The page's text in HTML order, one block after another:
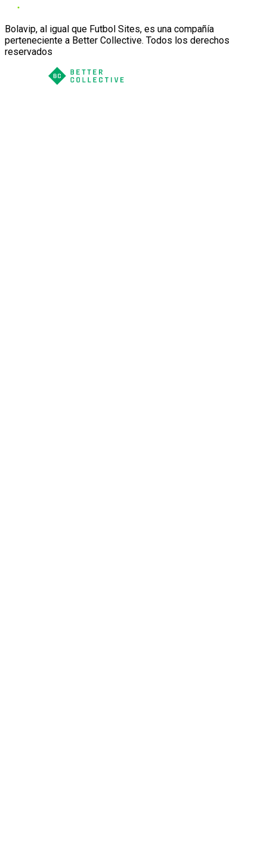
Bolavip, al igual que Futbol Sites, es una compañía
perteneciente a Better Collective. Todos los derechos
reservados